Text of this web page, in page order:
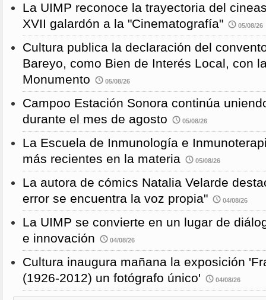
La UIMP reconoce la trayectoria del
XVII galardón a la "Cinematografía"
05/08/26
Cultura publica la declaración del
Bareyo, como Bien de Interés Local, con
Monumento
05/08/26
Campoo Estación Sonora continúa
durante el mes de agosto
05/08/26
La Escuela de Inmunología e
más recientes en la materia
05/08/26
La autora de cómics Natalia Velarde
error se encuentra la voz propia"
04/08/26
La UIMP se convierte en un lugar de
e innovación
04/08/26
Cultura inaugura mañana la exposición
(1926-2012) un fotógrafo único'
04/08/26